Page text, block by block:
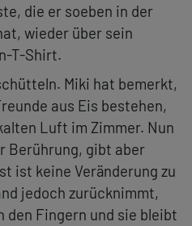
die er soeben in der
wieder über sein
T-Shirt.
Miki hat bemerkt,
aus Eis bestehen,
Luft im Zimmer. Nun
Berührung, gibt aber
ist keine Veränderung zu
jedoch zurücknimmt,
den Fingern und sie bleibt